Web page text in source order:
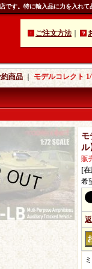
す。特に輸入品に力を入れて
ご注文方法
約商品 ｜ モデルコレクト
モ
ル
販
[
希